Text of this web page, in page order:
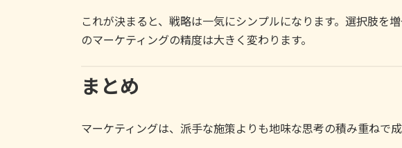
これが決まると、戦略は一気にシンプルになります。選択肢を増
のマーケティングの精度は大きく変わります。
まとめ
マーケティングは、派手な施策よりも地味な思考の積み重ねで